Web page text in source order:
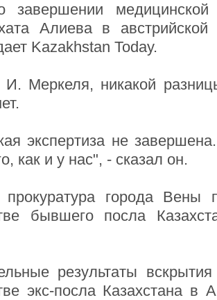
завершении
Алиева в австрийской
Kazakhstan Today.
Меркеля, никакой
экспертиза не
как и у нас", - сказал он.
города Вены
бывшего посла
результаты
экс-посла Казахстана в